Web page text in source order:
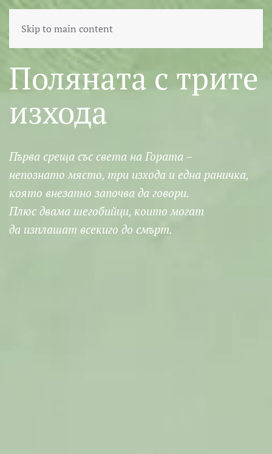
Skip to main content
Поляната с трите
изхода
Първа среща със света на Гората –
непознато място, три изхода и една раничка,
която внезапно започва да говори.
Плюс двама шегобийци, които могат
да изплашат всекиго до смърт.